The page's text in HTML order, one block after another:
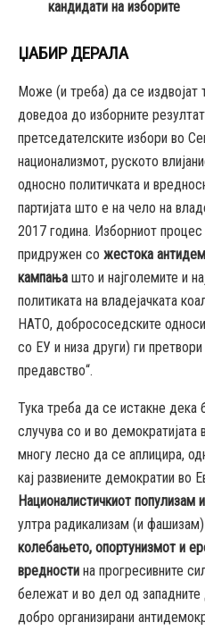
кандидати на изборите
ЏАБИР ДЕРАЛА
Може (и треба) да се издвојат
доведоа до изборните
претседателските избори во
национализмот, руското
односно политичката и
партијата што е на чело на
2017 година. Изборниот
придружен со жестока
кампања што и најголемите и
политиката на владејачката
НАТО, добрососедските
со ЕУ и низа други) ги претвори
предавство“.
Тука треба да се истакне
случува со и во
многу лесно да се аплицира,
кај развиените демократии во
Националистичкиот популизам
ултра радикализам (и
колебањето, опортунизмот и
вредности на прогресивните
бележат и во дел од
добро организирани